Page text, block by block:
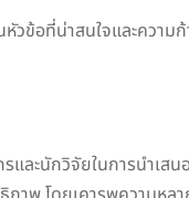
วข้อที่น่าสนใจและคว
ะนักวิจัยในการนำเสน